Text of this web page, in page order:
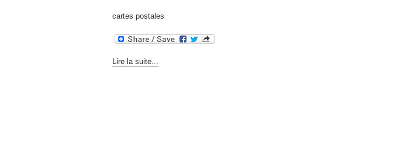
cartes postales
Lire la suite...